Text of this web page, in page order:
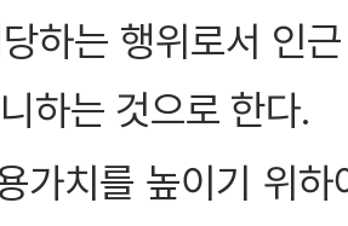
하는 행위로서 인
하는 것으로 한다.
가치를 높이기 위